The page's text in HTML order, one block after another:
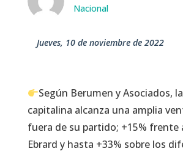
Nacional
jueves, 10 de noviembre de 2022
Según Berumen y Asociados,
capitalina alcanza una amplia
fuera de su partido; +15% frente
Ebrard y hasta +33% sobre los